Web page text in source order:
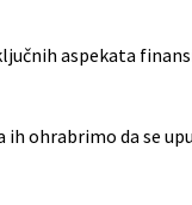
aspekata
ohrabrimo da se